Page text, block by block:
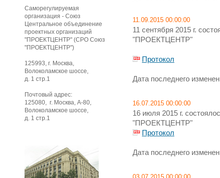
Саморегулируемая
организация - Союз
Центральное объединение
проектных организаций
"ПРОЕКТЦЕНТР" (СРО Союз
"ПРОЕКТЦЕНТР")
125993, г. Москва,
Волоколамское шоссе,
д. 1 стр.1
Почтовый адрес:
125080, г. Москва, А-80,
Волоколамское шоссе,
д. 1 стр.1
11.09.2015 00:00:00
11 сентября 2015 г.
"ПРОЕКТЦЕНТР"
Протокол
Дата последнего
16.07.2015 00:00:00
16 июля 2015 г.
"ПРОЕКТЦЕНТР"
Протокол
Дата последнего